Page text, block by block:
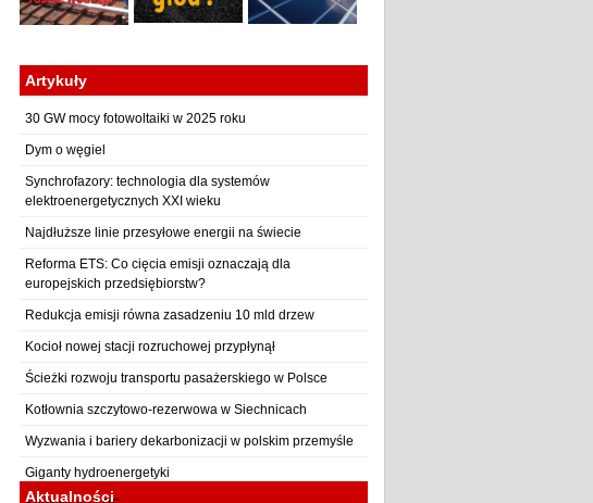
Artykuły
30 GW mocy fotowoltaiki w 2025 roku
Dym o węgiel
Synchrofazory: technologia dla systemów
elektroenergetycznych XXI wieku
Najdłuższe linie przesyłowe energii na świecie
Reforma ETS: Co cięcia emisji oznaczają dla
europejskich przedsiębiorstw?
Redukcja emisji równa zasadzeniu 10 mld drzew
Kocioł nowej stacji rozruchowej przypłynął
Ścieżki rozwoju transportu pasażerskiego w Polsce
Kotłownia szczytowo-rezerwowa w Siechnicach
Wyzwania i bariery dekarbonizacji w polskim przemyśle
Giganty hydroenergetyki
Aktualności